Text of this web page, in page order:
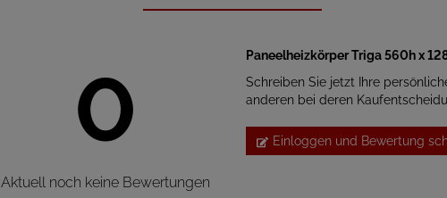
0
Aktuell noch keine Bewertungen
Paneelheizkörper Triga 560h x
Schreiben Sie jetzt Ihre
anderen bei deren
Einloggen und Bewertung